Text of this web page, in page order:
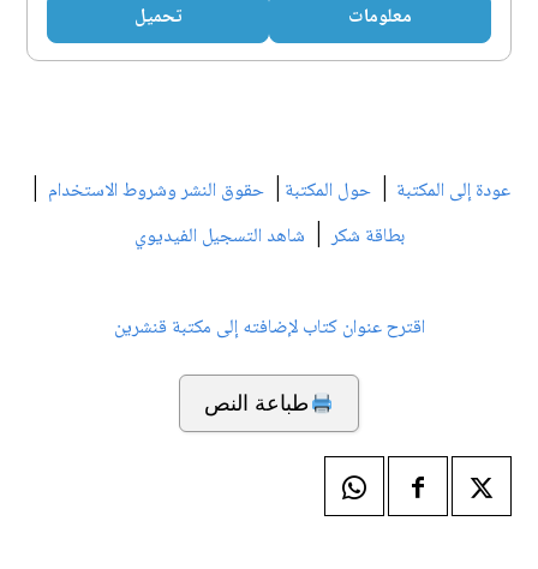
معلومات تحميل
عودة إلى المكتبة | حول المكتبة | حقوق النشر وشروط الاستخدام |
بطاقة شكر| شاهد التسجيل الفيديوي
اقترح عنوان كتاب لإضافته إلى مكتبة قنشرين
طباعة النص